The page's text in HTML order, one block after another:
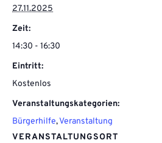
27.11.2025
Zeit:
14:30 - 16:30
Eintritt:
Kostenlos
Veranstaltungskategorien:
Bürgerhilfe,Veranstaltung
VERANSTALTUNGSORT